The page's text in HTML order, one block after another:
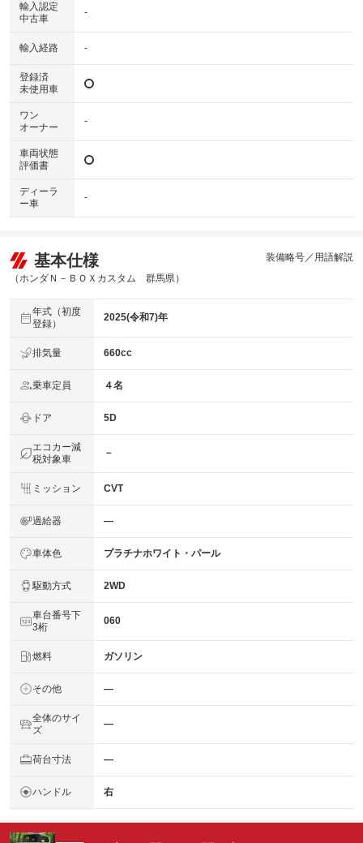
輸入認定
中古車
-
輸入経路 -
登録済
未使用車
ワン
オーナー
-
車両状態
評価書
ディーラ
ー車
-
基本仕様
（ホンダＮ－ＢＯＸカスタム 群馬県）
装備略号／用語解説
年式（初度
登録）
2025(令和7)年
排気量 660cc
乗車定員 ４名
ドア 5D
エコカー減
税対象車
－
ミッション CVT
過給器 ―
車体色 プラチナホワイト・パール
駆動方式 2WD
車台番号下
3桁
060
燃料 ガソリン
その他 ―
全体のサイ
ズ
―
荷台寸法 ―
ハンドル 右